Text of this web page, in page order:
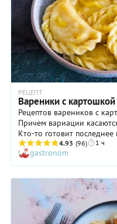
РЕЦЕПТ
Вареники с картошкой
Рецептов вареников с
Причем вариации
Кто-то готовит
яйца, кто-то добавляет в
тоже не все так просто:
грибами, зеленью и даже
говорится, товарищей
классическая версия
входит только мятая
предлагаем готовить на
потому, что так
4.93 (96) 1 ч
gastronom